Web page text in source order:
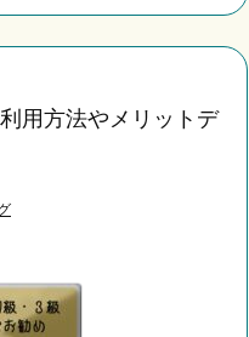
用方法やメリットデ